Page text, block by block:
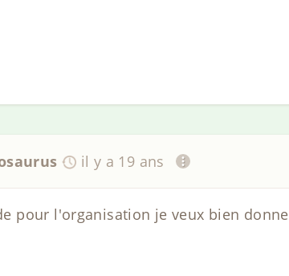
il y a 19 ans
pour l'organisation je veux bien